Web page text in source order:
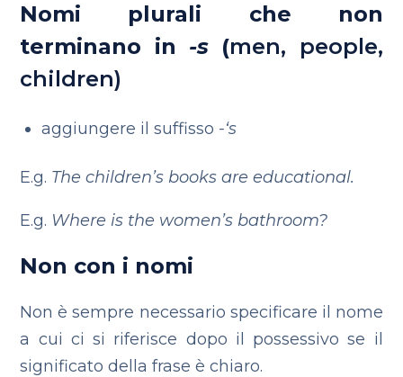
Nomi plurali che non
terminano in -s (men, people,
children)
aggiungere il suffisso -‘s
E.g. The children’s books are educational.
E.g. Where is the women’s bathroom?
Non con i nomi
Non è sempre necessario specificare il nome
a cui ci si riferisce dopo il possessivo se il
significato della frase è chiaro.